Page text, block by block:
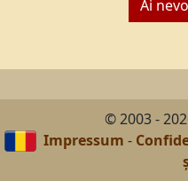
Ai
© 2003 -
Impressum -